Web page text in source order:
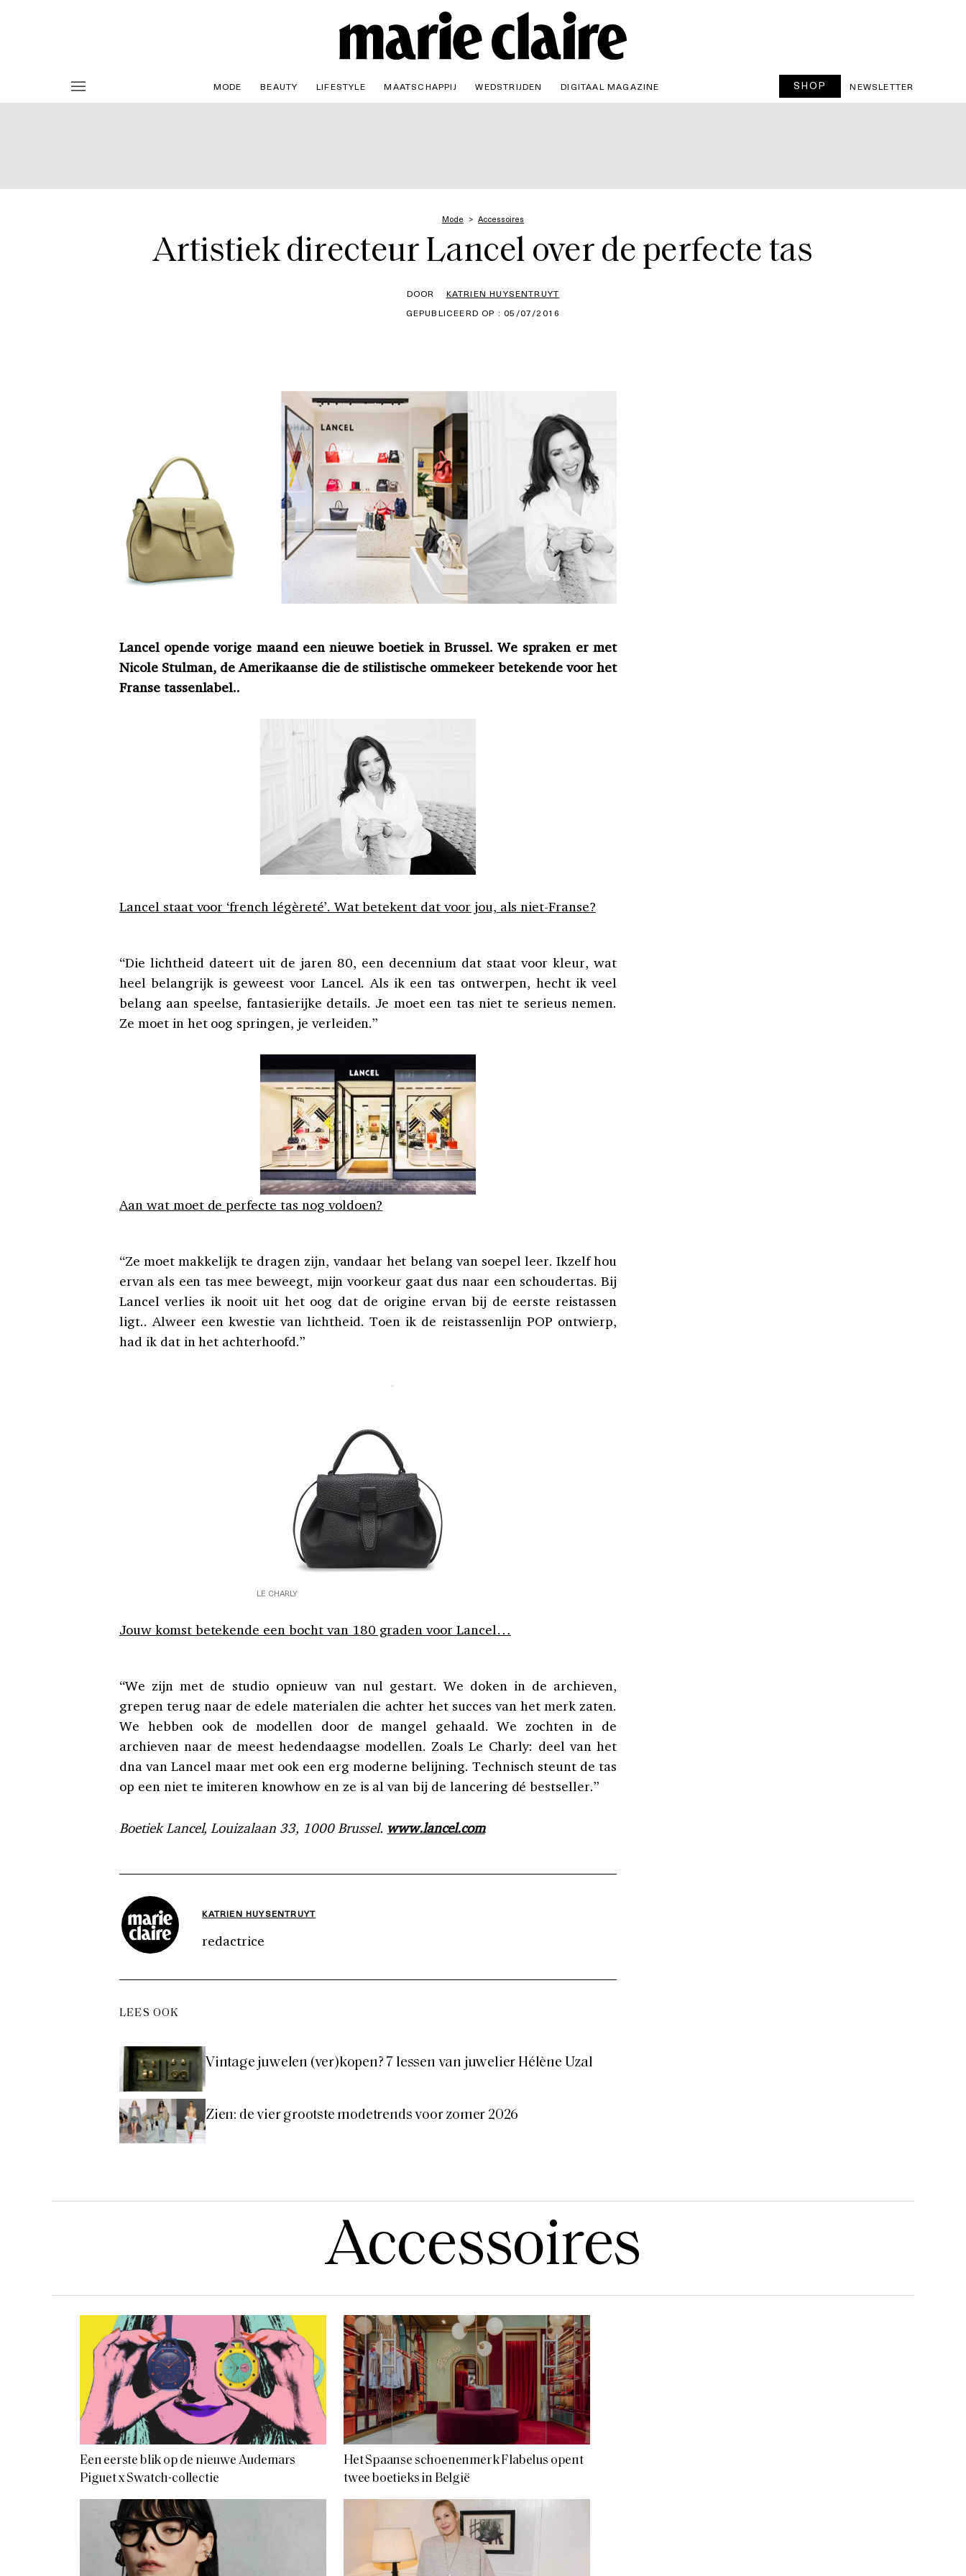
MODE BEAUTY LIFESTYLE MAATSCHAPPIJ WEDSTRIJDEN DIGITAAL MAGAZINE SHOP NEWSLETTER
Mode Accessoires
Artistiek directeur Lancel over de perfecte tas
DOOR
KATRIEN HUYSENTRUYT
GEPUBLICEERD OP : 05/07/2016
Lancel opende vorige maand een nieuwe boetiek in Brussel. We spraken er met
Nicole Stulman, de Amerikaanse die de stilistische ommekeer betekende voor het
Franse tassenlabel..
Lancel staat voor ‘french légèreté’. Wat betekent dat voor jou, als niet-Franse?
“Die lichtheid dateert uit de jaren 80, een decennium dat staat voor kleur, wat
heel belangrijk is geweest voor Lancel. Als ik een tas ontwerpen, hecht ik veel
belang aan speelse, fantasierijke details. Je moet een tas niet te serieus nemen.
Ze moet in het oog springen, je verleiden.”
Aan wat moet de perfecte tas nog voldoen?
“Ze moet makkelijk te dragen zijn, vandaar het belang van soepel leer. Ikzelf hou
ervan als een tas mee beweegt, mijn voorkeur gaat dus naar een schoudertas. Bij
Lancel verlies ik nooit uit het oog dat de origine ervan bij de eerste reistassen
ligt.. Alweer een kwestie van lichtheid. Toen ik de reistassenlijn POP ontwierp,
had ik dat in het achterhoofd.”
LE CHARLY
Jouw komst betekende een bocht van 180 graden voor Lancel…
“We zijn met de studio opnieuw van nul gestart. We doken in de archieven,
grepen terug naar de edele materialen die achter het succes van het merk zaten.
We hebben ook de modellen door de mangel gehaald. We zochten in de
archieven naar de meest hedendaagse modellen. Zoals Le Charly: deel van het
dna van Lancel maar met ook een erg moderne belijning. Technisch steunt de tas
op een niet te imiteren knowhow en ze is al van bij de lancering dé bestseller.”
Boetiek Lancel, Louizalaan 33, 1000 Brussel. www.lancel.com
KATRIEN HUYSENTRUYT
redactrice
LEES OOK
Vintage juwelen (ver)kopen? 7 lessen van juwelier Hélène Uzal
Zien: de vier grootste modetrends voor zomer 2026
Accessoires
Een eerste blik op de nieuwe Audemars
Piguet x Swatch-collectie
Het Spaanse schoenenmerk Flabelus opent
twee boetieks in België